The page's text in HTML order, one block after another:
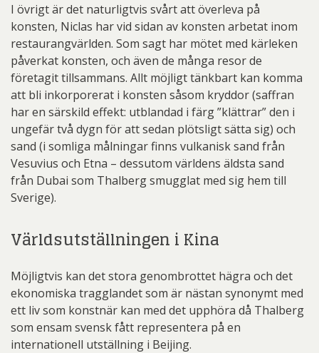
I övrigt är det naturligtvis svårt att överleva på
konsten, Niclas har vid sidan av konsten arbetat inom
restaurangvärlden. Som sagt har mötet med kärleken
påverkat konsten, och även de många resor de
företagit tillsammans. Allt möjligt tänkbart kan komma
att bli inkorporerat i konsten såsom kryddor (saffran
har en särskild effekt: utblandad i färg ”klättrar” den i
ungefär två dygn för att sedan plötsligt sätta sig) och
sand (i somliga målningar finns vulkanisk sand från
Vesuvius och Etna – dessutom världens äldsta sand
från Dubai som Thalberg smugglat med sig hem till
Sverige).
Världsutställningen i Kina
Möjligtvis kan det stora genombrottet hägra och det
ekonomiska tragglandet som är nästan synonymt med
ett liv som konstnär kan med det upphöra då Thalberg
som ensam svensk fått representera på en
internationell utställning i Beijing.